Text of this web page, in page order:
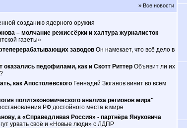
» Все новости
созданию ядерного оружия
– молчание режиссёрки и халтура журналисток
газеты»
заводов Он намекает, что всё дело в
оказались педофилами, как и Скотт Риттер Объявит ли их
как Апостолевского Геннадий Зюганов винит во всём
политэкономического анализа регионов мира"
РФ достойного места в мире
а «Справедливая Россия» - партнёра Януковича
урвать своё и «Новые люди» с ЛДПР